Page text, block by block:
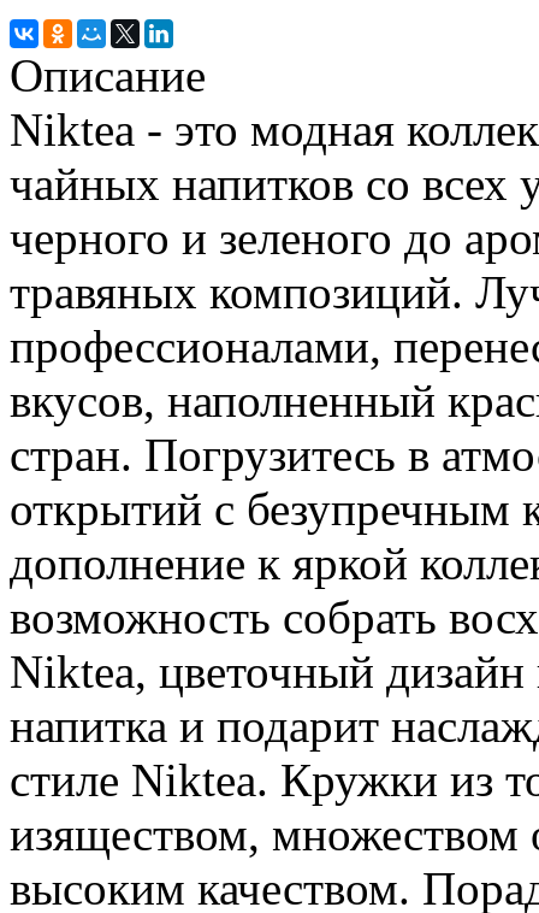
Описание
Niktea - это модная
чайных напитков со всех
черного и зеленого до
травяных композиций.
профессионалами,
вкусов, наполненный
стран. Погрузитесь в
открытий с безупречным
дополнение к яркой
возможность собрать
Niktea, цветочный дизайн
напитка и подарит
стиле Niktea. Кружки из
изяществом, множеством
высоким качеством.